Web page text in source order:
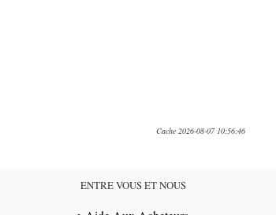
Cache 2026-08-07 10:56:46
ENTRE VOUS ET NOUS